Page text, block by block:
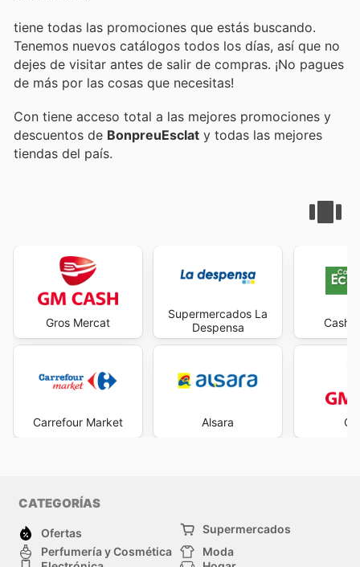
tiene todas las promociones que estás buscando.
Tenemos nuevos catálogos todos los días, así que no
dejes de visitar antes de salir de compras. ¡No pagues
de más por las cosas que necesitas!
Con tiene acceso total a las mejores promociones y
descuentos de BonpreuEsclat y todas las mejores
tiendas del país.
Gros Mercat
Carrefour Market
Supermercados La
Despensa
Alsara
Cash
CATEGORÍAS
Ofertas
Supermercados
Perfumería y Cosmética
Moda